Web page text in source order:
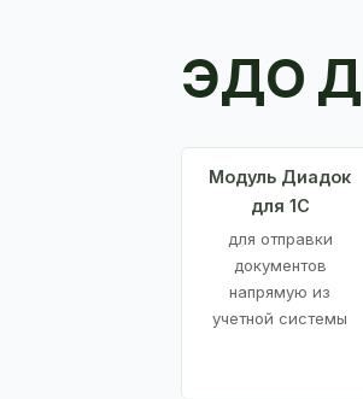
ЭДО
Модуль Диадок
для 1С
для отправки
документов
напрямую из
учетной системы